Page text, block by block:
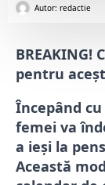
Autor: redactie
BREAKING!
pentru
Începând
femei va
a ieși la
Această